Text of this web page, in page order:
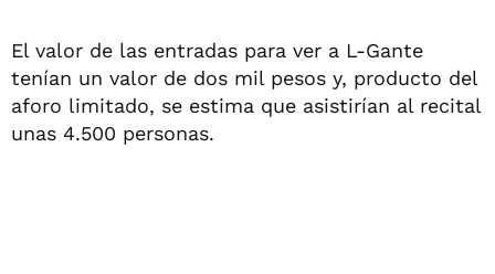
El valor de las entradas para ver a L-Gante
tenían un valor de dos mil pesos y, producto del
aforo limitado, se estima que asistirían al recital
unas 4.500 personas.